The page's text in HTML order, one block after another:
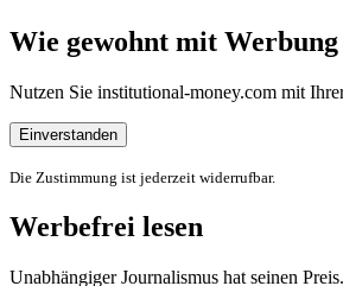
Wie gewohnt mit Werbung
Nutzen Sie institutional-money.com mit
Einverstanden
Die Zustimmung ist jederzeit widerrufbar.
Werbefrei lesen
Unabhängiger Journalismus hat seinen Preis.